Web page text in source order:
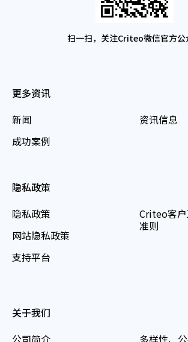
扫一扫，关注Criteo微信官方公
更多资讯
新闻
成功案例
资讯信息
隐私政策
隐私政策
网站隐私政策
支持平台
Criteo客
准则
关于我们
公司简介
多样性、